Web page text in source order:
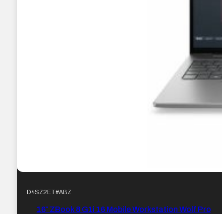
D4SZ2ET#ABZ
16″ ZBook 8 G1i 16 Mobile Workstation Wolf Pro